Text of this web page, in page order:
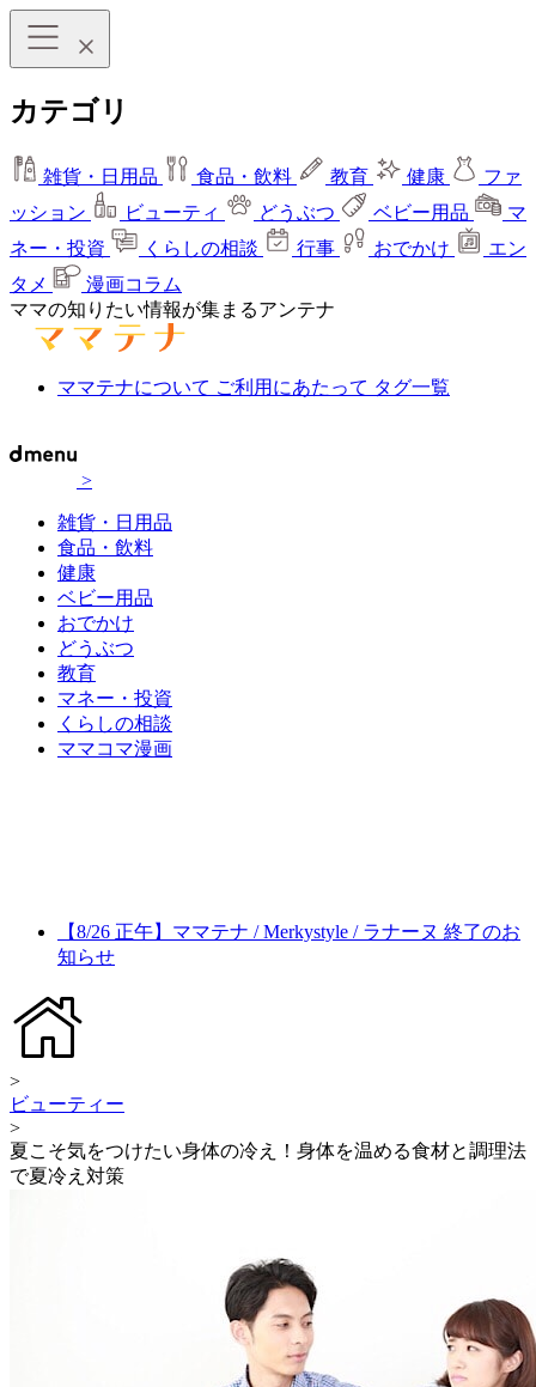
カテゴリ
雑貨・日用品 食品・飲料 教育 健康
ファ
ッション
ビューティ どうぶつ ベビー用品
マ
ネー・投資
くらしの相談 行事 おでかけ
エン
タメ
漫画コラム
ママの知りたい情報が集まるアンテナ
ママテナについて ご利用にあたって タグ一覧
>
雑貨・日用品
食品・飲料
健康
ベビー用品
おでかけ
どうぶつ
教育
マネー・投資
くらしの相談
ママコマ漫画
【8/26 正午】ママテナ / Merkystyle / ラナーヌ 終了のお
知らせ
>
ビューティー
>
夏こそ気をつけたい身体の冷え！身体を温める食材と調理法
で夏冷え対策